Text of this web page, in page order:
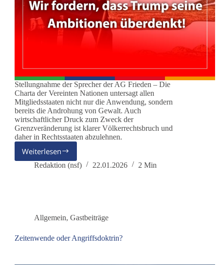
Stellungnahme der Sprecher der AG Frieden – Die
Charta der Vereinten Nationen untersagt allen
Mitgliedsstaaten nicht nur die Anwendung, sondern
bereits die Androhung von Gewalt. Auch
wirtschaftlicher Druck zum Zweck der
Grenzveränderung ist klarer Völkerrechtsbruch und
daher in Rechtsstaaten abzulehnen.
WeiterlesenDrohungen
von
Grönland
Redaktion (nsf) 22.01.2026 2 Min
Allgemein, Gastbeiträge
Zeitenwende oder Angriffsdoktrin?